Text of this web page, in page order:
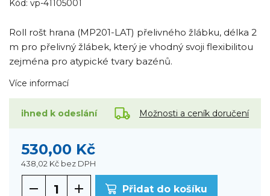
Kód: vp-41105001
Roll rošt hrana (MP201-LAT) přelivného žlábku, délka 2
m pro přelivný žlábek, který je vhodný svoji flexibilitou
zejména pro atypické tvary bazénů.
Více informací
ihned k odeslání Možnosti a ceník doručení
530,00 Kč
438,02 Kč bez DPH
Přidat do košíku